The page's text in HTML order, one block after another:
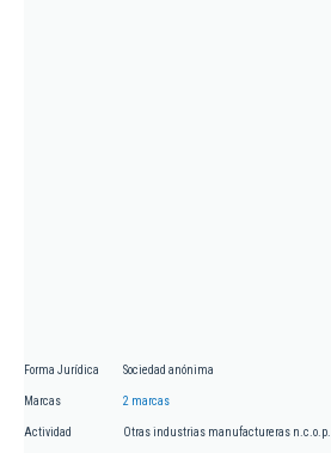
Forma Jurídica Sociedad anónima
Marcas 2 marcas
Actividad Otras industrias manufactureras n.c.o.p.